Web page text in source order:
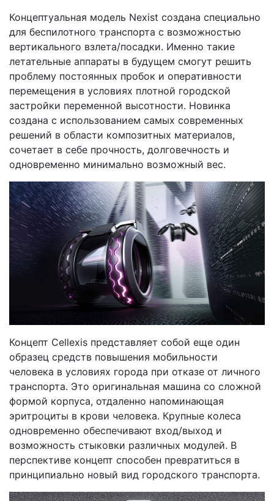
Концептуальная модель Nexist создана специально
для беспилотного транспорта с возможностью
вертикального взлета/посадки. Именно такие
летательные аппараты в будущем смогут решить
проблему постоянных пробок и оперативности
перемещения в условиях плотной городской
застройки переменной высотности. Новинка
создана с использованием самых современных
решений в области композитных материалов,
сочетает в себе прочность, долговечность и
одновременно минимально возможный вес.
Концепт Cellexis представляет собой еще один
образец средств повышения мобильности
человека в условиях города при отказе от личного
транспорта. Это оригинальная машина со сложной
формой корпуса, отдаленно напоминающая
эритроциты в крови человека. Крупные колеса
одновременно обеспечивают вход/выход и
возможность стыковки различных модулей. В
перспективе концепт способен превратиться в
принципиально новый вид городского транспорта.